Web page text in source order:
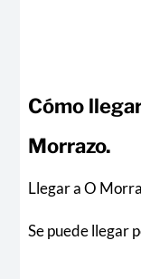
Cómo
Morrazo.
Llegar a O
Se puede llegar